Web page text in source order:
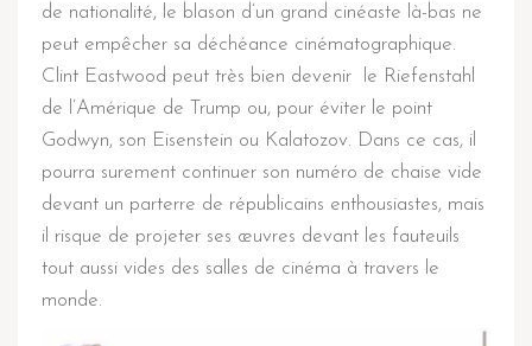
de nationalité, le blason d’un grand cinéaste là-bas ne
peut empêcher sa déchéance cinématographique.
Clint Eastwood peut très bien devenir le Riefenstahl
de l’Amérique de Trump ou, pour éviter le point
Godwyn, son Eisenstein ou Kalatozov. Dans ce cas, il
pourra surement continuer son numéro de chaise vide
devant un parterre de républicains enthousiastes, mais
il risque de projeter ses œuvres devant les fauteuils
tout aussi vides des salles de cinéma à travers le
monde.